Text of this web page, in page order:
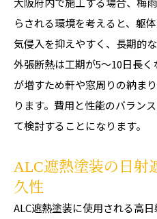
らされる環境を考えると、躯
気侵入を抑えやすく、長期的
外張断熱は工期が5〜10日長
が増すため軒や窓周りの納ま
ります。費用と性能のバラン
て検討することになります。
ALC遮熱塗装の日射
久性
ALC遮熱塗装に使用される高